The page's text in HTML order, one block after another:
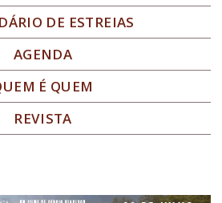
DE ESTREIAS
AGENDA
É QUEM
REVISTA